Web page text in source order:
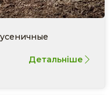
Детальніше